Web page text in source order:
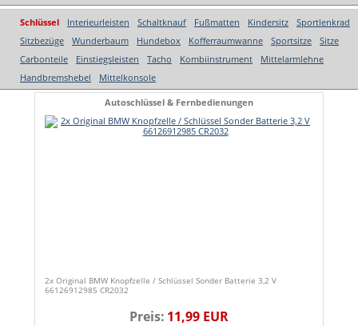
Schlüssel Interieurleisten Schaltknauf Fußmatten Kindersitz
Sportlenkrad
Sitzbezüge
Wunderbaum Hundebox Kofferraumwanne Sportsitze
Sitze
Carbonteile
Einstiegsleisten Tacho Kombiinstrument
Mittelarmlehne
Handbremshebel
Mittelkonsole
Autoschlüssel & Fernbedienungen
2x Original BMW Knopfzelle / Schlüssel Sonder Batterie 3,2 V
66126912985 CR2032
Preis: 11,99 EUR